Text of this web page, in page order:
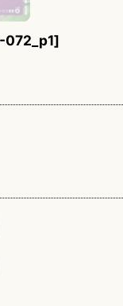
072_p1]